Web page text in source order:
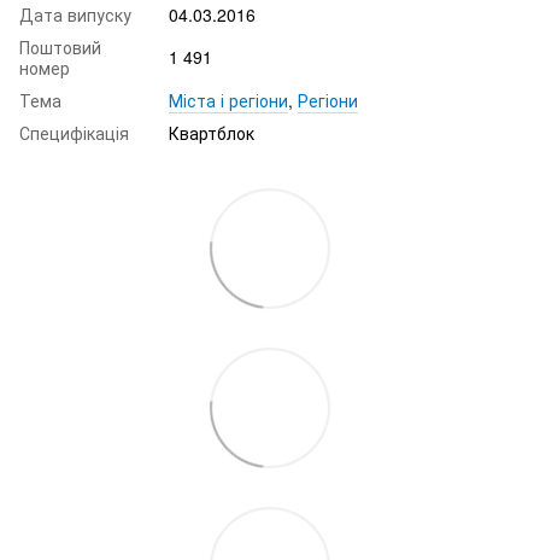
Дата випуску
04.03.2016
Поштовий
номер
1 491
Тема
Міста і регіони, Регіони
Специфікація
Квартблок